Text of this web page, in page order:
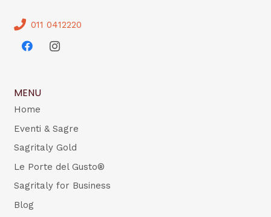
011 0412220
MENU
Home
Eventi & Sagre
Sagritaly Gold
Le Porte del Gusto®
Sagritaly for Business
Blog